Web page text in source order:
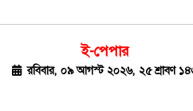
ই-পেপার
রবিবার, ০৯ আগস্ট ২০২৬, ২৫ শ্রাবণ
জাতীয়